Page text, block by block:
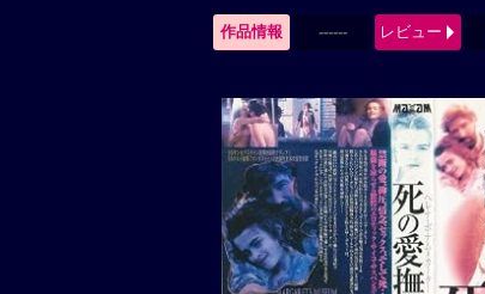
作品情報 ------ レビュー